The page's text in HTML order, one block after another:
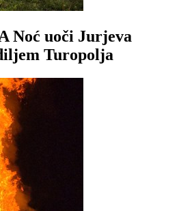
Noć uoči Jurjeva
Turopolja